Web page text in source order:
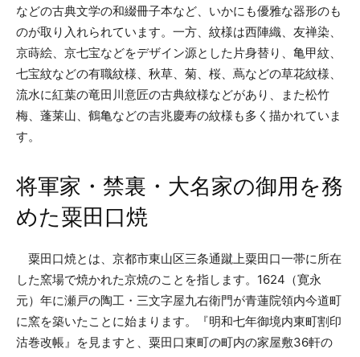
などの古典文学の和綴冊子本など、いかにも優雅な器形のも
のが取り入れられています。一方、紋様は西陣織、友禅染、
京蒔絵、京七宝などをデザイン源とした片身替り、亀甲紋、
七宝紋などの有職紋様、秋草、菊、桜、蔦などの草花紋様、
流水に紅葉の竜田川意匠の古典紋様などがあり、また松竹
梅、蓬莱山、鶴亀などの吉兆慶寿の紋様も多く描かれていま
す。
将軍家・禁裏・大名家の御用を務
めた粟田口焼
粟田口焼とは、京都市東山区三条通蹴上粟田口一帯に所在
した窯場で焼かれた京焼のことを指します。1624（寛永
元）年に瀬戸の陶工・三文字屋九右衛門が青蓮院領内今道町
に窯を築いたことに始まります。『明和七年御境内東町割印
沽巻改帳』を見ますと、粟田口東町の町内の家屋敷36軒の